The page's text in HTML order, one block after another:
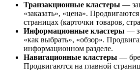
Транзакционные кластеры —
«заказать», «цена».
страницах (карточки товаров,
Информационные кластеры —
«как выбрать», «обзор».
информационном разделе.
Навигационные кластеры —
Продвигаются на главной